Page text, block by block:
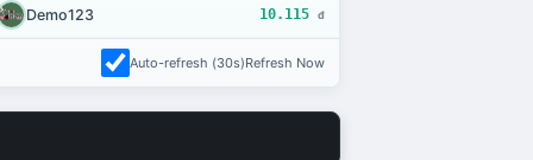
Demo123 10.115 đ
Auto-refresh (30s)Refresh Now